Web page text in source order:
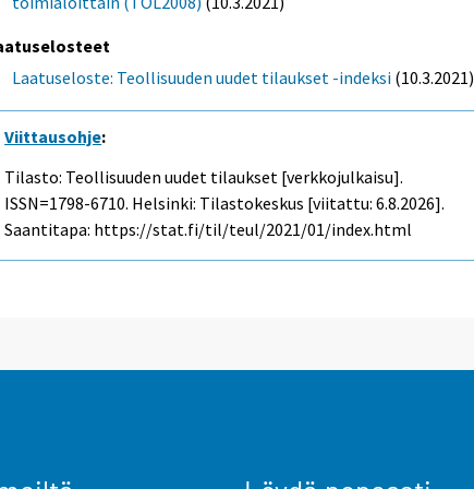
Laatuseloste: Teollisuuden uudet tilaukset -indeksi (10.3.2021)
Viittausohje:
Tilasto: Teollisuuden uudet tilaukset [verkkojulkaisu].
ISSN=1798-6710. Helsinki: Tilastokeskus [viitattu: 6.8.2026].
Saantitapa: https://stat.fi/til/teul/2021/01/index.html